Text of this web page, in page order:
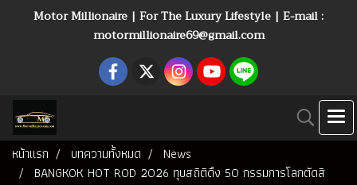
Motor Millionaire | For The Luxury Lifestyle | E-mail :
motormillionaire69@gmail.com
หน้าแรก บทความทั้งหมด
News
BANGKOK HOT ROD 2026 ทุบสถิติดึง 50 กรรมการโลกตัดสิ